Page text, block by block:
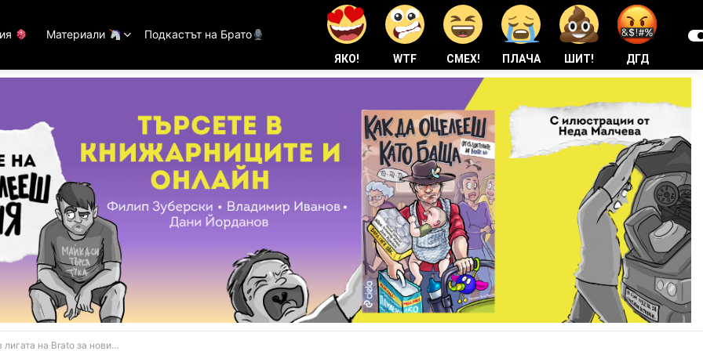
Материали Подкастът на Брато
ЯКО! WTF СМЕХ! ПЛАЧА ШИТ! ДГД
на Brato за новия сезон на Фентъзито